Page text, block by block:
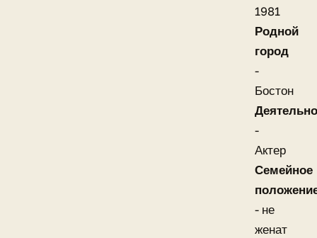
1981
Родной
город
-
Бостон
-
Актер
Семейное
- не
женат